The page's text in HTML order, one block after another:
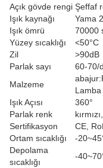
Açık gövde rengi Şeffaf
Işık kaynağı
Yama
Işık ömrü
70000
Yüzey sıcaklığı
<50°C
Zil
>90dB
Parlak sayı
60-70/
Malzeme
Işık Açısı
360°
Parlak renk
Sertifikasyon
CE,
Ortam sıcaklığı
-
Depolama
sıcaklığı
-